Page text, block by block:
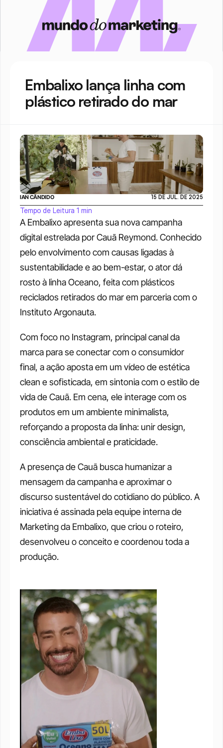
Embalixo lança linha com
plástico retirado do mar
A Embalixo apresenta sua nova campanha
digital estrelada por Cauã Reymond. Conhecido
pelo envolvimento com causas ligadas à
sustentabilidade e ao bem-estar, o ator dá
rosto à linha Oceano, feita com plásticos
reciclados retirados do mar em parceria com o
Instituto Argonauta.
Com foco no Instagram, principal canal da
marca para se conectar com o consumidor
final, a ação aposta em um vídeo de estética
clean e sofisticada, em sintonia com o estilo de
vida de Cauã. Em cena, ele interage com os
produtos em um ambiente minimalista,
reforçando a proposta da linha: unir design,
consciência ambiental e praticidade.
A presença de Cauã busca humanizar a
mensagem da campanha e aproximar o
discurso sustentável do cotidiano do público. A
iniciativa é assinada pela equipe interna de
Marketing da Embalixo, que criou o roteiro,
desenvolveu o conceito e coordenou toda a
produção.
IAN CÂNDIDO 15 DE JUL. DE 2025
Tempo de Leitura 1 min